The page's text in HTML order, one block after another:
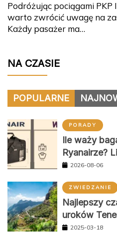
Podróżując pociągami
warto zwrócić uwagę na
Każdy pasażer ma…
NA CZASIE
POPULARNE
PORADY
Ile waży
Ryanairze?
2026-08-06
ZWIEDZANIE
Najlepszy
uroków
2025-03-18